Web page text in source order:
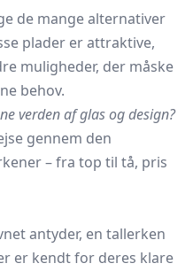
de mange alternativer
plader er attraktive,
muligheder, der måske
behov.
verden af glas og design?
gennem den
– fra top til tå, pris
antyder, en tallerken
er kendt for deres klare